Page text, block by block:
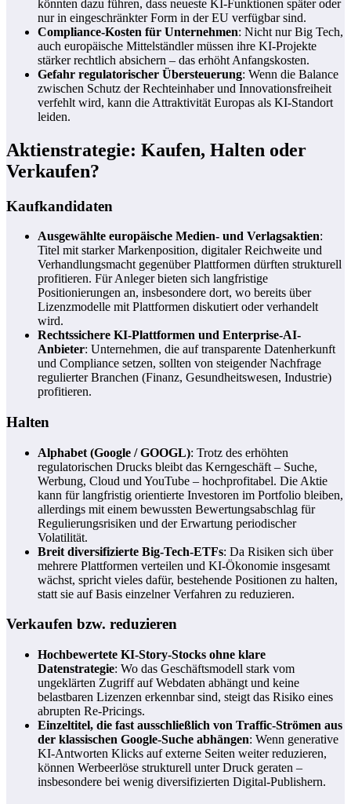
könnten dazu führen, dass neueste KI-Funktionen später oder
nur in eingeschränkter Form in der EU verfügbar sind.
Compliance-Kosten für Unternehmen: Nicht nur Big Tech,
auch europäische Mittelständler müssen ihre KI-Projekte
stärker rechtlich absichern – das erhöht Anfangskosten.
Gefahr regulatorischer Übersteuerung: Wenn die Balance
zwischen Schutz der Rechteinhaber und Innovationsfreiheit
verfehlt wird, kann die Attraktivität Europas als KI-Standort
leiden.
Aktienstrategie: Kaufen, Halten oder
Verkaufen?
Kaufkandidaten
Ausgewählte europäische Medien- und Verlagsaktien:
Titel mit starker Markenposition, digitaler Reichweite und
Verhandlungsmacht gegenüber Plattformen dürften strukturell
profitieren. Für Anleger bieten sich langfristige
Positionierungen an, insbesondere dort, wo bereits über
Lizenzmodelle mit Plattformen diskutiert oder verhandelt
wird.
Rechtssichere KI-Plattformen und Enterprise-AI-
Anbieter: Unternehmen, die auf transparente Datenherkunft
und Compliance setzen, sollten von steigender Nachfrage
regulierter Branchen (Finanz, Gesundheitswesen, Industrie)
profitieren.
Halten
Alphabet (Google / GOOGL): Trotz des erhöhten
regulatorischen Drucks bleibt das Kerngeschäft – Suche,
Werbung, Cloud und YouTube – hochprofitabel. Die Aktie
kann für langfristig orientierte Investoren im Portfolio bleiben,
allerdings mit einem bewussten Bewertungsabschlag für
Regulierungsrisiken und der Erwartung periodischer
Volatilität.
Breit diversifizierte Big-Tech-ETFs: Da Risiken sich über
mehrere Plattformen verteilen und KI-Ökonomie insgesamt
wächst, spricht vieles dafür, bestehende Positionen zu halten,
statt sie auf Basis einzelner Verfahren zu reduzieren.
Verkaufen bzw. reduzieren
Hochbewertete KI-Story-Stocks ohne klare
Datenstrategie: Wo das Geschäftsmodell stark vom
ungeklärten Zugriff auf Webdaten abhängt und keine
belastbaren Lizenzen erkennbar sind, steigt das Risiko eines
abrupten Re-Pricings.
Einzeltitel, die fast ausschließlich von Traffic-Strömen aus
der klassischen Google-Suche abhängen: Wenn generative
KI-Antworten Klicks auf externe Seiten weiter reduzieren,
können Werbeerlöse strukturell unter Druck geraten –
insbesondere bei wenig diversifizierten Digital-Publishern.